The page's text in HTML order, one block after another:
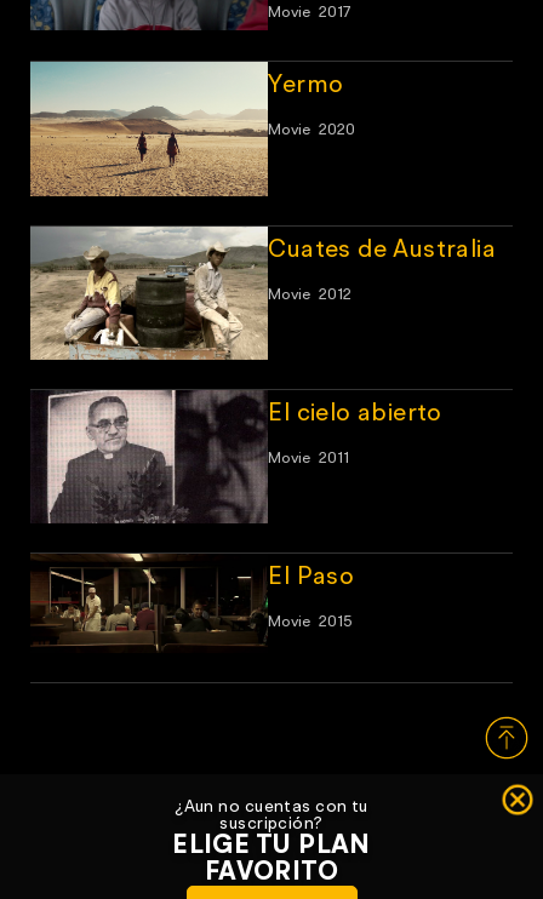
Movie 2017
Yermo
Movie 2020
Cuates de Australia
Movie 2012
El cielo abierto
Movie 2011
El Paso
Movie 2015
¿Aun no cuentas con tu
suscripción?
ELIGE TU PLAN
FAVORITO